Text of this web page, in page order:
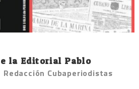
la Editorial Pablo
Redacción Cubaperiodistas